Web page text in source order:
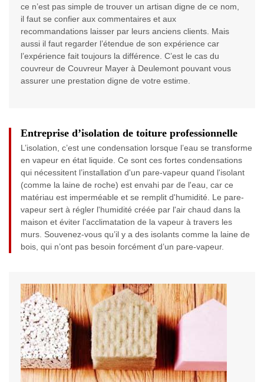
ce n’est pas simple de trouver un artisan digne de ce nom,
il faut se confier aux commentaires et aux
recommandations laisser par leurs anciens clients. Mais
aussi il faut regarder l’étendue de son expérience car
l’expérience fait toujours la différence. C’est le cas du
couvreur de Couvreur Mayer à Deulemont pouvant vous
assurer une prestation digne de votre estime.
Entreprise d’isolation de toiture professionnelle
L’isolation, c’est une condensation lorsque l’eau se transforme
en vapeur en état liquide. Ce sont ces fortes condensations
qui nécessitent l’installation d'un pare-vapeur quand l'isolant
(comme la laine de roche) est envahi par de l'eau, car ce
matériau est imperméable et se remplit d'humidité. Le pare-
vapeur sert à régler l'humidité créée par l'air chaud dans la
maison et éviter l’acclimatation de la vapeur à travers les
murs. Souvenez-vous qu’il y a des isolants comme la laine de
bois, qui n’ont pas besoin forcément d’un pare-vapeur.